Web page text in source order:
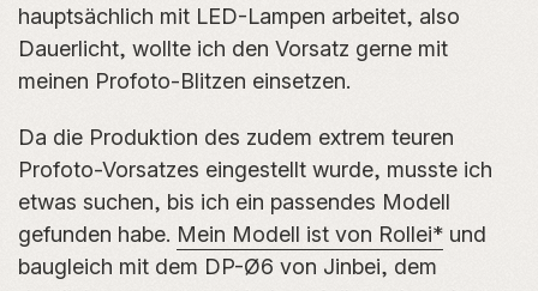
hauptsächlich mit LED-Lampen arbeitet, also
Dauerlicht, wollte ich den Vorsatz gerne mit
meinen Profoto-Blitzen einsetzen.
Da die Produktion des zudem extrem teuren
Profoto-Vorsatzes eingestellt wurde, musste ich
etwas suchen, bis ich ein passendes Modell
gefunden habe. Mein Modell ist von Rollei* und
baugleich mit dem DP-Ø6 von Jinbei, dem